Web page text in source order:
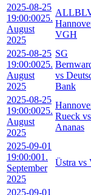
2025-08-25
19:00:0025.
August
2025
VGH
2025-08-25
19:00:0025.
August
2025
SG
vs
Bank
2025-08-25
19:00:0025.
August
2025
Rueck
Ananas
2025-09-01
19:00:001.
September
2025
Üstra vs
2025-09-01